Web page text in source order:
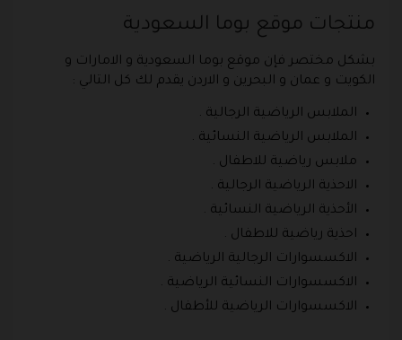
منتجات موقع بوما السعودية
بشكل مختصر فإن موقع بوما السعودية و الامارات و
الكويت و عمان و البحرين و الاردن يقدم لك كل التالي :
الملابس الرياضية الرجالية .
الملابس الرياضية النسائية .
ملابس رياضية للاطفال .
الاحذية الرياضية الرجالية .
الأحذية الرياضية النسائية .
احذية رياضية للاطفال .
الاكسسوارات الرجالية الرياضية .
الاكسسوارات النسائية الرياضية .
الاكسسوارات الرياضية للأطفال .